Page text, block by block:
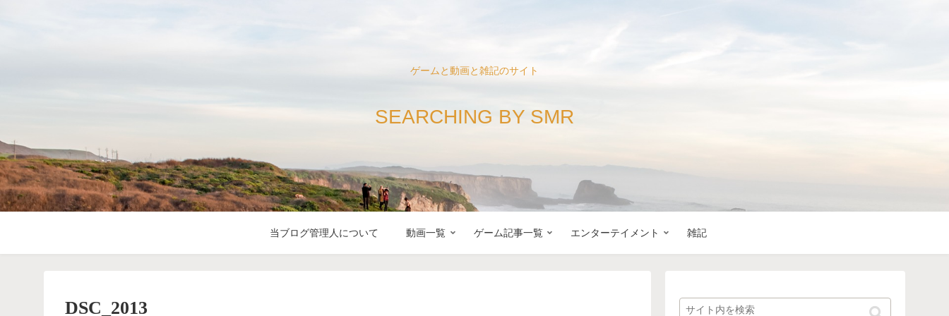
ゲームと動画と雑記のサイト
SEARCHING BY SMR
当ブログ管理人について 動画一覧 ゲーム記事一覧 エンターテイメント 雑記
DSC_2013